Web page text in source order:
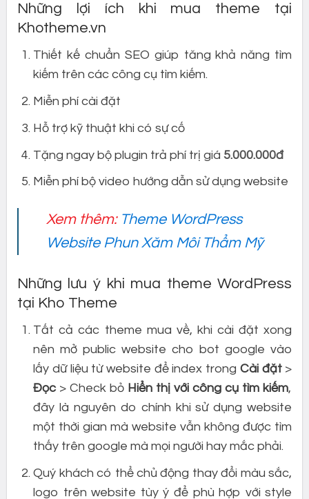
Những lợi ích khi mua theme tại
Khotheme.vn
Thiết kế chuẩn SEO giúp tăng khả năng tìm
kiếm trên các công cụ tìm kiếm.
Miễn phí cài đặt
Hỗ trợ kỹ thuật khi có sự cố
Tặng ngay bộ plugin trả phí trị giá 5.000.000đ
Miễn phí bộ video hướng dẫn sử dụng website
Xem thêm: Theme WordPress
Website Phun Xăm Môi Thẩm Mỹ
Những lưu ý khi mua theme WordPress
tại Kho Theme
Tất cả các theme mua về, khi cài đặt xong
nên mở public website cho bot google vào
lấy dữ liệu từ website để index trong Cài đặt>
Đọc> Check bỏ Hiển thị với công cụ tìm kiếm,
đây là nguyên do chính khi sử dụng website
một thời gian mà website vẫn không được tìm
thấy trên google mà mọi người hay mắc phải.
Quý khách có thể chủ động thay đổi màu sắc,
logo trên website tùy ý để phù hợp với style